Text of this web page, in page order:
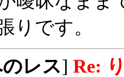
りです。
レス] Re: